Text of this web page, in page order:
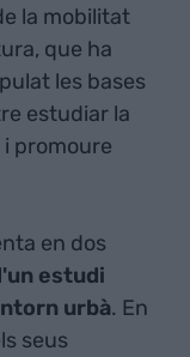
la mobilitat
que ha
les bases
estudiar la
promoure
en dos
estudi
urbà. En
seus